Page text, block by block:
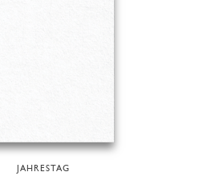
JAHRESTAG